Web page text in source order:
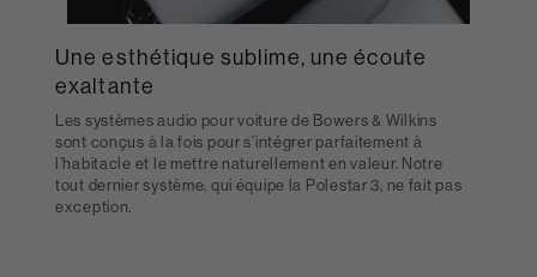
Une esthétique sublime, une écoute
exaltante
Les systèmes audio pour voiture de Bowers & Wilkins
sont conçus à la fois pour s’intégrer parfaitement à
l’habitacle et le mettre naturellement en valeur. Notre
tout dernier système, qui équipe la Polestar 3, ne fait pas
exception.